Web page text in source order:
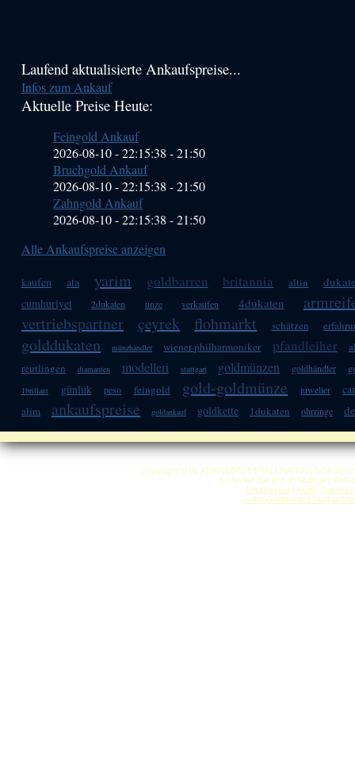
Haupt-
Sidebar
Laufend aktualisierte Ankaufspreise...
Infos zum Ankauf
Aktuelle Preise Heute:
Feingold Ankauf
2026-08-10 - 22:15:38 -21:50
Bruchgold Ankauf
2026-08-10 - 22:15:38 -21:50
Zahngold Ankauf
2026-08-10 - 22:15:38 -21:50
Alle Ankaufspreise anzeigen
kaufen ata yarim goldbarren britannia altin
cumhuriyet 2dukaten unze verkaufen 4dukaten
vertriebspartner
çeyrek flohmarkt schätzen
golddukaten münzhändler wiener-philharmoniker pfandleiher
reutlingen
diamanten modelleri stuttgart goldmünzen goldhändler
1brillant günlük peso feingold gold-goldmünze juwelier
alim ankaufspreise goldankauf goldkette 1dukaten ohrringe
Copyright © by ANKA
So finden Sie uns in Stuttgart:
Impressum| AGB|
Anka Goldankauf Stuttgart